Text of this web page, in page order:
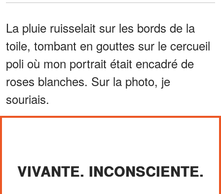
La pluie ruisselait sur les bords de la
toile, tombant en gouttes sur le cercueil
poli où mon portrait était encadré de
roses blanches. Sur la photo, je
souriais.
VIVANTE. INCONSCIENTE.